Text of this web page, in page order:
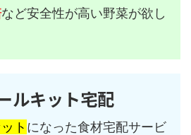
など安全性が高い野菜が欲し
ルキット宅配
ト になった食材宅配サービ